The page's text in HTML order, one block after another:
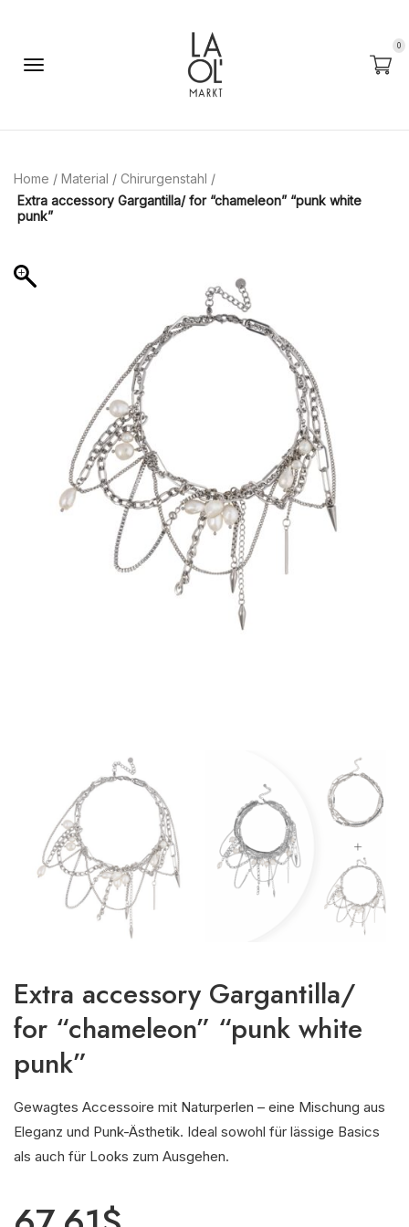
0
Home / Material / Chirurgenstahl /
Extra accessory Gargantilla/ for “chameleon” “punk white
punk”
Extra accessory Gargantilla/
for “chameleon” “punk white
punk”
Gewagtes Accessoire mit Naturperlen – eine Mischung aus
Eleganz und Punk-Ästhetik. Ideal sowohl für lässige Basics
als auch für Looks zum Ausgehen.